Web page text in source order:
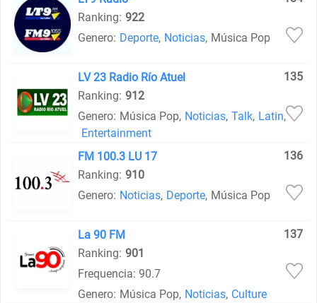
Ranking: 922
Genero: Deporte, Noticias, Música Pop
LV 23 Radio Río Atuel
135
Ranking: 912
Genero: Música Pop, Noticias, Talk, Latin,
Entertainment
FM 100.3 LU 17
136
Ranking: 910
Genero: Noticias, Deporte, Música Pop
La 90 FM
137
Ranking: 901
Frequencia: 90.7
Genero: Música Pop, Noticias, Culture